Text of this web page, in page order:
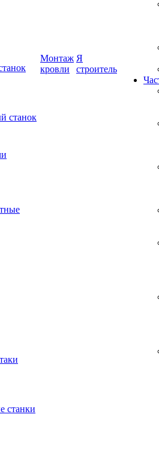
станок
станки
Монтаж
кровли
Я
строитель